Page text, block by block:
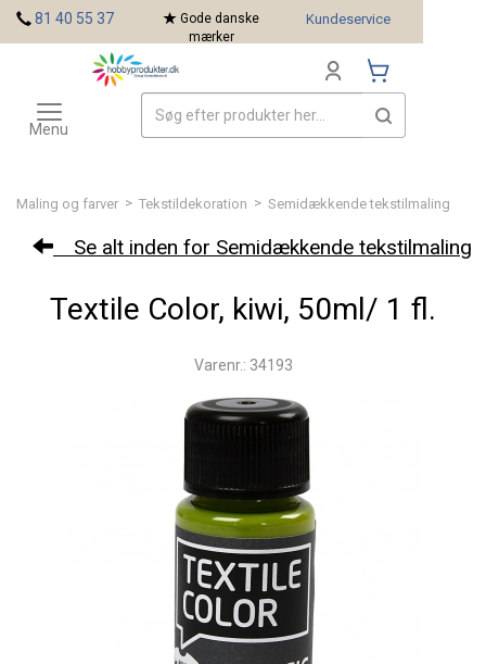
Maling og farver > Tekstildekoration > Semidækkende tekstilmaling
Se alt inden for Semidækkende tekstilmaling
Textile Color, kiwi, 50ml/ 1 fl.
Varenr.: 34193
81 40 55 37
Gode danske
mærker
Kundeservice
Toggle
navigation
Menu
Mærker